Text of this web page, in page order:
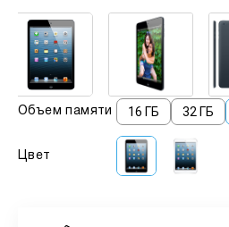
Объем памяти 16 ГБ 32 ГБ
Цвет